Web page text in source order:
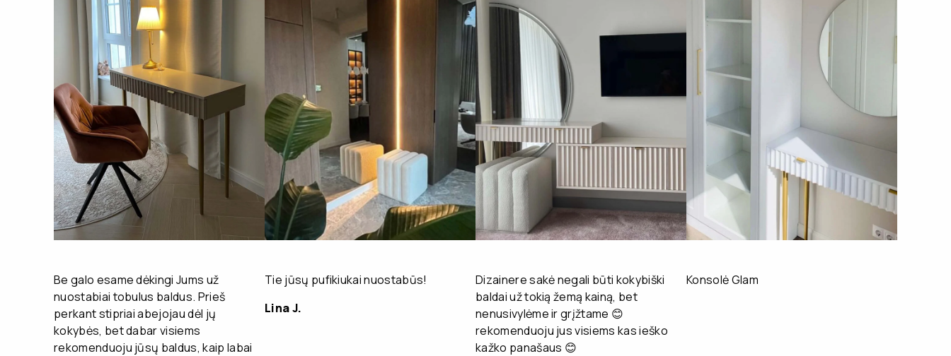
Be galo esame dėkingi Jums už
nuostabiai tobulus baldus. Prieš
perkant stipriai abejojau dėl jų
kokybės, bet dabar visiems
rekomenduoju jūsų baldus, kaip labai
Tie jūsų pufikiukai nuostabūs!
Lina J.
Dizainere sakė negali būti kokybiški
baldai už tokią žemą kainą, bet
nenusivylėme ir grįžtame 😊
rekomenduoju jus visiems kas ieško
kažko panašaus 😊
Konsolė Glam